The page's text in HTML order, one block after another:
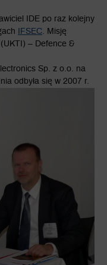
IDE po raz kolejny
IFSEC . Misję
– Defence &
Sp. z o.o. na
odbyła się w 2007 r.